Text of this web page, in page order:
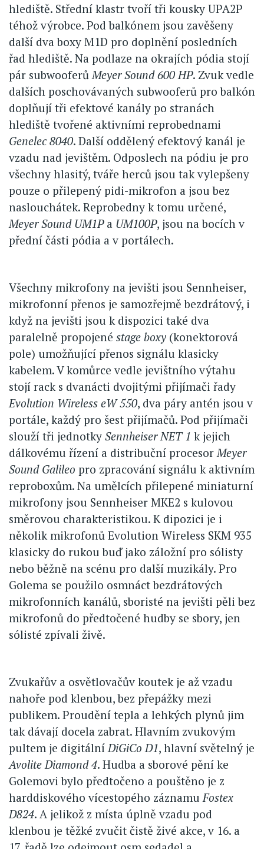
hlediště. Střední klastr tvoří tři kousky UPA2P
téhož výrobce. Pod balkónem jsou zavěšeny
další dva boxy M1D pro doplnění posledních
řad hlediště. Na podlaze na okrajích pódia stojí
pár subwooferů Meyer Sound 600 HP. Zvuk vedle
dalších poschovávaných subwooferů pro balkón
doplňují tři efektové kanály po stranách
hlediště tvořené aktivními reprobednami
Genelec 8040. Další oddělený efektový kanál je
vzadu nad jevištěm. Odposlech na pódiu je pro
všechny hlasitý, tváře herců jsou tak vylepšeny
pouze o přilepený pidi-mikrofon a jsou bez
naslouchátek. Reprobedny k tomu určené,
Meyer Sound UM1Pa UM100P, jsou na bocích v
přední části pódia a v portálech.
Všechny mikrofony na jevišti jsou Sennheiser,
mikrofonní přenos je samozřejmě bezdrátový, i
když na jevišti jsou k dispozici také dva
paralelně propojené stage boxy (konektorová
pole) umožňující přenos signálu klasicky
kabelem. V komůrce vedle jevištního výtahu
stojí rack s dvanácti dvojitými přijímači řady
Evolution Wireless eW 550, dva páry antén jsou v
portále, každý pro šest přijímačů. Pod přijímači
slouží tři jednotky Sennheiser NET 1 k jejich
dálkovému řízení a distribuční procesor Meyer
Sound Galileo pro zpracování signálu k aktivním
reproboxům. Na umělcích přilepené miniaturní
mikrofony jsou Sennheiser MKE2 s kulovou
směrovou charakteristikou. K dipozici je i
několik mikrofonů Evolution Wireless SKM 935
klasicky do rukou buď jako záložní pro sólisty
nebo běžně na scénu pro další muzikály. Pro
Golema se použilo osmnáct bezdrátových
mikrofonních kanálů, sboristé na jevišti pěli bez
mikrofonů do předtočené hudby se sbory, jen
sólisté zpívali živě.
Zvukařův a osvětlovačův koutek je až vzadu
nahoře pod klenbou, bez přepážky mezi
publikem. Proudění tepla a lehkých plynů jim
tak dávají docela zabrat. Hlavním zvukovým
pultem je digitální DiGiCo D1, hlavní světelný je
Avolite Diamond 4. Hudba a sborové pění ke
Golemovi bylo předtočeno a pouštěno je z
harddiskového vícestopého záznamu Fostex
D824. A jelikož z místa úplně vzadu pod
klenbou je těžké zvučit čistě živé akce, v 16. a